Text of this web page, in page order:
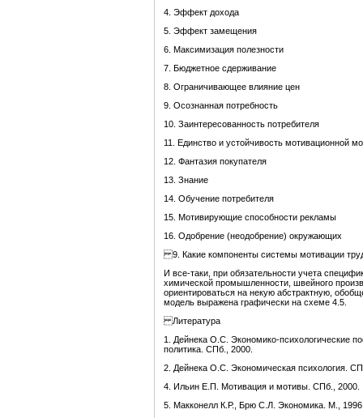
4. Эффект дохода
5. Эффект замещения
6. Максимизация полезности
7. Бюджетное сдерживание
8. Ограничивающее влияние цен
9. Осознанная потребность
10. Заинтересованность потребителя
11. Единство и устойчивость мотивационной
12. Фантазия покупателя
13. Знание
14. Обучение потребителя
15. Мотивирующие способности рекламы
16. Одобрение (неодобрение) окружающих
9. Какие компоненты системы мотивации
И все-таки, при обязательности учета
химической промышленности, швейного
ориентироваться на некую абстрактную,
модель выражена графически на схеме 4.5.
Литература
1. Дейнека О.С. Экономико-психологические
политика. СПб., 2000.
2. Дейнека О.С. Экономическая психология.
4. Ильин Е.П. Мотивация и мотивы. СПб., 2000.
5. Макконелл К.Р., Брю С.Л. Экономика. М.,